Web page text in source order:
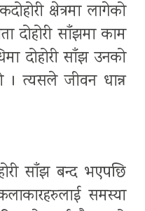
क्षेत्रमा लागेको
दोहोरी साँझमा काम
दोहोरी साँझ उनको
। त्यसले जीवन धान्न
साँझ बन्द भएपछि
समस्या